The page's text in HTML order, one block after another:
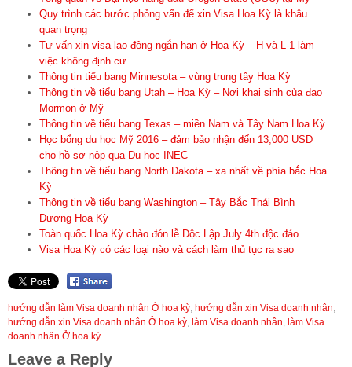
Quy trình các bước phỏng vấn để xin Visa Hoa Kỳ là khâu
quan trọng
Tư vấn xin visa lao động ngắn hạn ở Hoa Kỳ – H và L-1 làm
việc không định cư
Thông tin tiểu bang Minnesota – vùng trung tây Hoa Kỳ
Thông tin về tiểu bang Utah – Hoa Kỳ – Nơi khai sinh của đạo
Mormon ở Mỹ
Thông tin về tiểu bang Texas – miền Nam và Tây Nam Hoa Kỳ
Học bổng du học Mỹ 2016 – đảm bảo nhận đến 13,000 USD
cho hồ sơ nộp qua Du học INEC
Thông tin về tiểu bang North Dakota – xa nhất về phía bắc Hoa
Kỳ
Thông tin về tiểu bang Washington – Tây Bắc Thái Bình
Dương Hoa Kỳ
Toàn quốc Hoa Kỳ chào đón lễ Độc Lập July 4th độc đáo
Visa Hoa Kỳ có các loại nào và cách làm thủ tục ra sao
hướng dẫn làm Visa doanh nhân Ở hoa kỳ, hướng dẫn xin Visa doanh nhân,
hướng dẫn xin Visa doanh nhân Ở hoa kỳ, làm Visa doanh nhân, làm Visa
doanh nhân Ở hoa kỳ
Leave a Reply